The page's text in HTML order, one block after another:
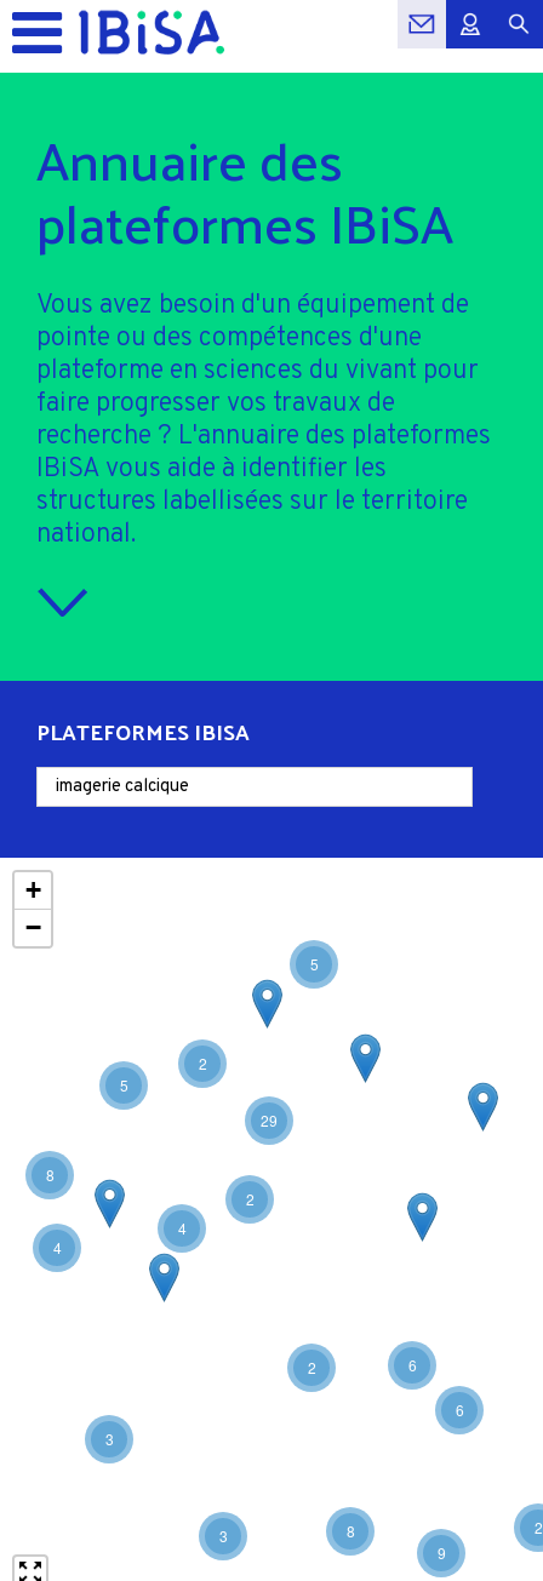
Annuaire des
plateformes IBiSA
Vous avez besoin d'un équipement de
pointe ou des compétences d'une
plateforme en sciences du vivant pour
faire progresser vos travaux de
recherche ? L'annuaire des plateformes
IBiSA vous aide à identifier les
structures labellisées sur le territoire
national.
PLATEFORMES IBISA
2
5
2
3
2
4
3
6
5
8
2
29
9
4
8
6
+
−